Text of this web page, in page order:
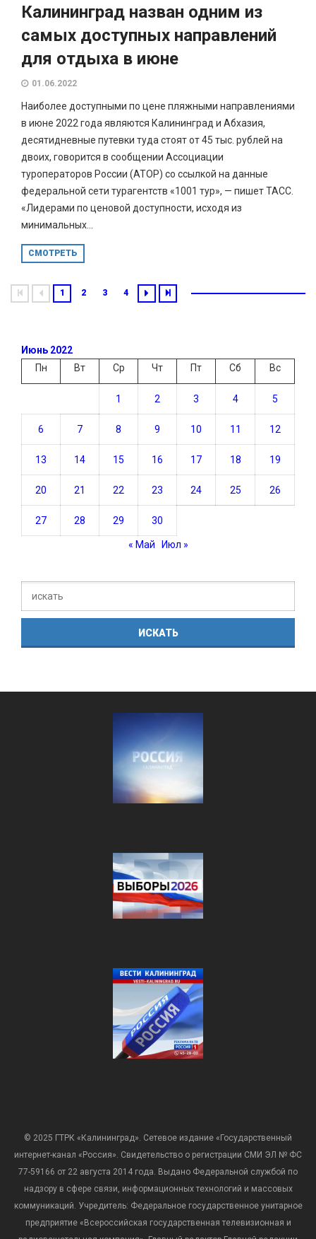
Калининград назван одним из
самых доступных направлений
для отдыха в июне
01.06.2022
Наиболее доступными по цене пляжными направлениями
в июне 2022 года являются Калининград и Абхазия,
десятидневные путевки туда стоят от 45 тыс. рублей на
двоих, говорится в сообщении Ассоциации
туроператоров России (АТОР) со ссылкой на данные
федеральной сети турагентств «1001 тур», — пишет ТАСС.
«Лидерами по ценовой доступности, исходя из
минимальных...
СМОТРЕТЬ
1 2 3 4
Июнь 2022
Пн
Вт Ср Чт Пт Сб Вс
1 2 3 4 5
6 7 8 9 10 11 12
13 14 15 16 17 18 19
20 21 22 23 24 25 26
27 28 29 30
« Май Июл »
© 2025 ГТРК «Калининград». Сетевое издание «Государственный
интернет-канал «Россия». Свидетельство о регистрации СМИ ЭЛ № ФС
77-59166 от 22 августа 2014 года. Выдано Федеральной службой по
надзору в сфере связи, информационных технологий и массовых
коммуникаций. Учредитель: Федеральное государственное унитарное
предприятие «Всероссийская государственная телевизионная и